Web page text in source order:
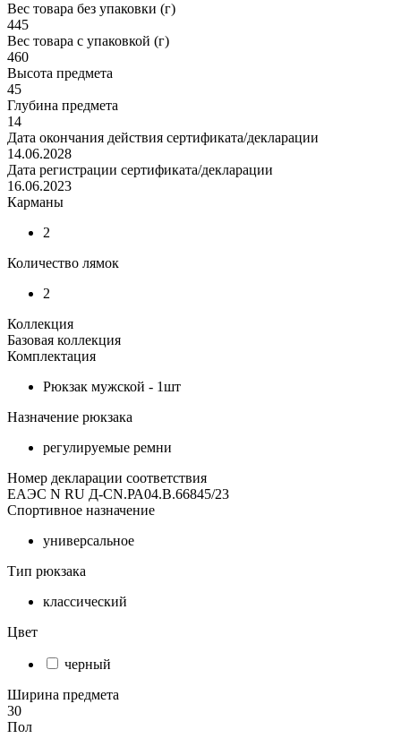
Вес товара без упаковки (г)
445
Вес товара с упаковкой (г)
460
Высота предмета
45
Глубина предмета
14
Дата окончания действия сертификата/декларации
14.06.2028
Дата регистрации сертификата/декларации
16.06.2023
Карманы
2
Количество лямок
2
Коллекция
Базовая коллекция
Комплектация
Рюкзак мужской - 1шт
Назначение рюкзака
регулируемые ремни
Номер декларации соответствия
ЕАЭС N RU Д-CN.РА04.В.66845/23
Спортивное назначение
универсальное
Тип рюкзака
классический
Цвет
черный
Ширина предмета
30
Пол